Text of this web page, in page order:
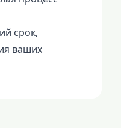
срок,
ваших